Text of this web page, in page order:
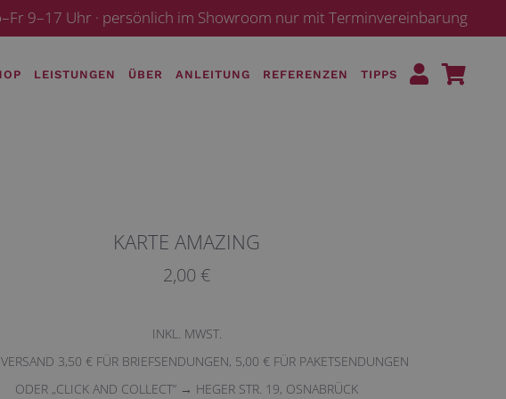
9–17 Uhr · persönlich im Showroom nur mit Terminvereinbarung
LEISTUNGEN ÜBER ANLEITUNG REFERENZEN TIPPS
KARTE AMAZING
2,00 €
INKL. MWST.
3,50 € FÜR BRIEFSENDUNGEN, 5,00 € FÜR PAKETSENDUNGEN
ODER „CLICK AND COLLECT“ → HEGER STR. 19, OSNABRÜCK